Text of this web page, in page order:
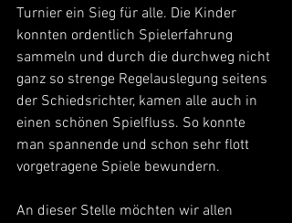
Turnier ein Sieg für alle. Die Kinder
konnten ordentlich Spielerfahrung
sammeln und durch die durchweg nicht
ganz so strenge Regelauslegung seitens
der Schiedsrichter, kamen alle auch in
einen schönen Spielfluss. So konnte
man spannende und schon sehr flott
vorgetragene Spiele bewundern.
An dieser Stelle möchten wir allen